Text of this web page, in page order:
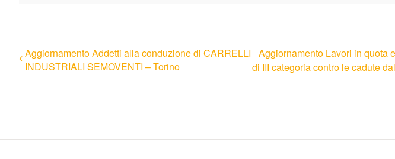
Aggiornamento Addetti alla conduzione di CARRELLI
INDUSTRIALI SEMOVENTI – Torino
Aggiornamento Lavori in quota
di III categoria contro le cadute